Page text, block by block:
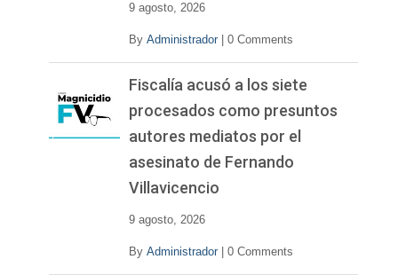
9 agosto, 2026
By Administrador 0 Comments
Fiscalía acusó a los siete
procesados como presuntos
autores mediatos por el
asesinato de Fernando
Villavicencio
9 agosto, 2026
By Administrador 0 Comments